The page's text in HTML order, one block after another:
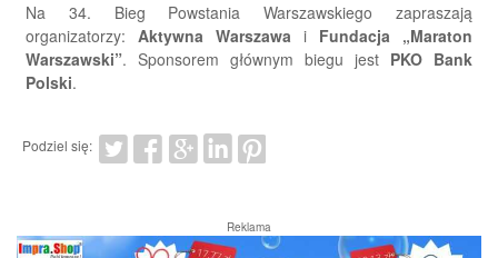
Na 34. Bieg Powstania Warszawskiego zapraszają
organizatorzy: Aktywna Warszawa i Fundacja „Maraton
Warszawski”. Sponsorem głównym biegu jest PKO Bank
Polski.
Podziel się:
Reklama